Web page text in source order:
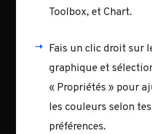
Toolbox, et Chart.
Fais un clic droit sur
graphique et
« Propriétés » pour
les couleurs selon tes
préférences.